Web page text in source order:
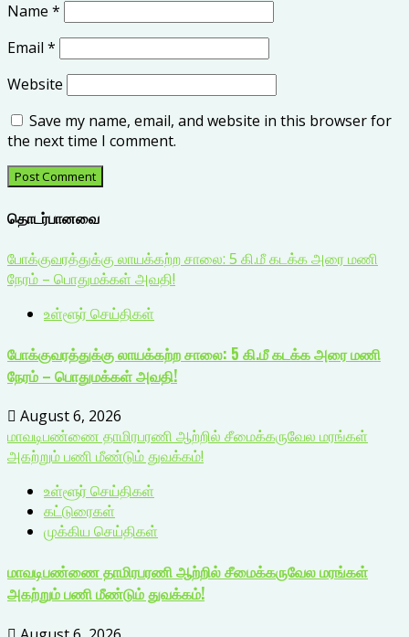
Name *
Email *
Website
Save my name, email, and website in this browser for
the next time I comment.
தொடர்பானவை
போக்குவரத்துக்கு லாயக்கற்ற சாலை: 5 கி.மீ கடக்க அரை மணி
நேரம் – பொதுமக்கள் அவதி!
உள்ளூர் செய்திகள்
போக்குவரத்துக்கு லாயக்கற்ற சாலை: 5 கி.மீ கடக்க அரை மணி
நேரம் – பொதுமக்கள் அவதி!
August 6, 2026
மாவடிபண்ணை தாமிரபரணி ஆற்றில் சீமைக்கருவேல மரங்கள்
அகற்றும் பணி மீண்டும் துவக்கம்!
உள்ளூர் செய்திகள்
கட்டுரைகள்
முக்கிய செய்திகள்
மாவடிபண்ணை தாமிரபரணி ஆற்றில் சீமைக்கருவேல மரங்கள்
அகற்றும் பணி மீண்டும் துவக்கம்!